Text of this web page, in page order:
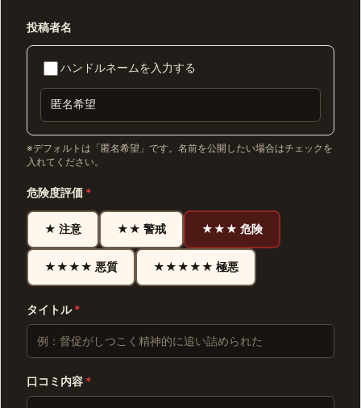
投稿者名
ハンドルネームを入力する
※デフォルトは「匿名希望」です。名前を公開したい場合はチェックを
入れてください。
危険度評価 *
★ 注意 ★★ 警戒 ★★★ 危険
★★★★ 悪質 ★★★★★ 極悪
タイトル*
口コミ内容 *